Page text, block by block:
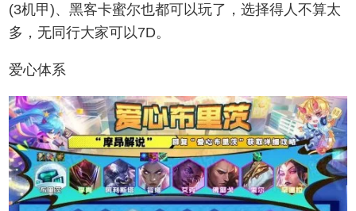
(3机甲)、黑客卡蜜尔也都可以玩了，选择得人不算太
多，无同行大家可以7D。
爱心体系